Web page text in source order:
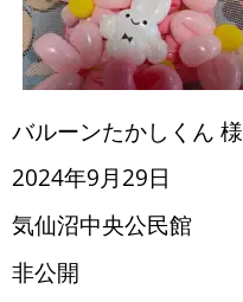
バルーンたかしくん 様
2024年9月29日
気仙沼中央公民館
非公開